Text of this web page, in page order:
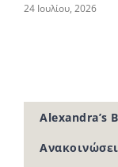
24 Ιουλίου, 2026
Alexandra’s